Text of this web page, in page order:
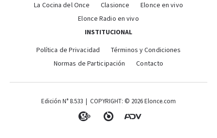
La Cocina del Once
Clasionce
Elonce en vivo
Elonce Radio en vivo
INSTITUCIONAL
Política de Privacidad
Términos y Condiciones
Normas de Participación
Contacto
Edición N° 8.533 | COPYRIGHT: © 2026 Elonce.com